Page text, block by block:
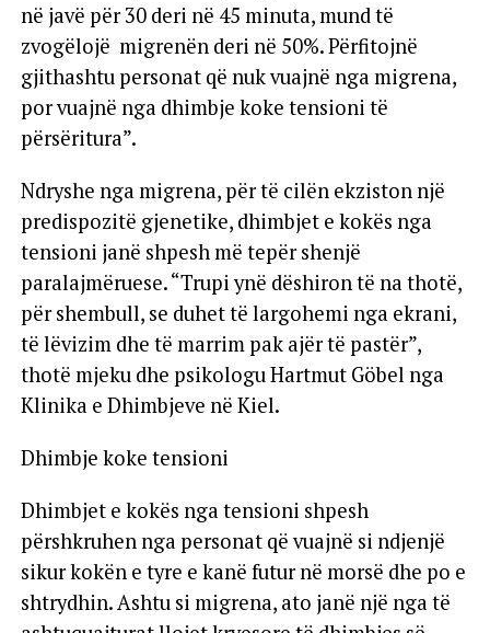
në javë për 30 deri në 45 minuta, mund të
zvogëlojë migrenën deri në 50%. Përfitojnë
gjithashtu personat që nuk vuajnë nga migrena,
por vuajnë nga dhimbje koke tensioni të
përsëritura”.
Ndryshe nga migrena, për të cilën ekziston një
predispozitë gjenetike, dhimbjet e kokës nga
tensioni janë shpesh më tepër shenjë
paralajmëruese. “Trupi ynë dëshiron të na thotë,
për shembull, se duhet të largohemi nga ekrani,
të lëvizim dhe të marrim pak ajër të pastër”,
thotë mjeku dhe psikologu Hartmut Göbel nga
Klinika e Dhimbjeve në Kiel.
Dhimbje koke tensioni
Dhimbjet e kokës nga tensioni shpesh
përshkruhen nga personat që vuajnë si ndjenjë
sikur kokën e tyre e kanë futur në morsë dhe po e
shtrydhin. Ashtu si migrena, ato janë një nga të